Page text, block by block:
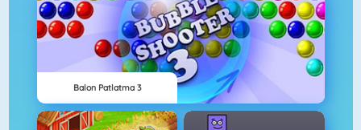
Balon Patlatma 3